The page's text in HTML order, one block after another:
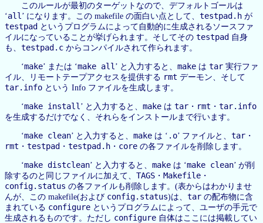
このルールが最初のターゲットなので、デフォルトゴールは
‘all ’ になります。この makefile の面白い点として、 testpad.h が
testpad というプログラムによって自動的に生成されるソースファ
イルになっていることが挙げられます。そしてその testpad 自身
も、 testpad.c からコンパイルされて作られます。
‘make’ または ‘make all ’ と入力すると、 make は tar 実行ファ
イル、リモートテープアクセスを提供する rmt デーモン、そして
tar.info という Info ファイルを生成します。
‘make install ’ と入力すると、 make は tar ・ rmt ・ tar.info
を生成するだけでなく、それらをインストールまで行います。
‘make clean’ と入力すると、 make は ‘ .o’ ファイルと、 tar ・
rmt ・ testpad ・ testpad.h ・ core の各ファイルを削除します。
‘make distclean’ と入力すると、 make は ‘make clean’ が削
除するのと同じファイルに加えて、 TAGS ・ Makefile ・
config.status の各ファイルも削除します。(表からはわかりませ
んが、この makefile(および config.status)は、 tar の配布物に含
まれている configure というプログラムによって、ユーザの手元で
生成されるものです。ただし configure 自体はここには掲載してい